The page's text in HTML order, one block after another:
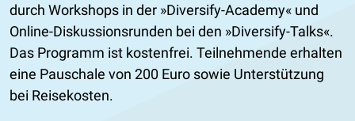
durch Workshops in der »Diversify-Academy« und
Online-Diskussionsrunden bei den »Diversify-Talks«.
Das Programm ist kostenfrei. Teilnehmende erhalten
eine Pauschale von 200 Euro sowie Unterstützung
bei Reisekosten.